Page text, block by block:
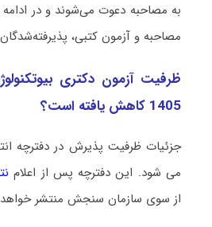
به مصاحبه دعوت می‌شوند و در
مصاحبه و آزمون کتبی،
ظرفیت آزمون دکتری
1405 کاهش یافته است؟
جزئیات ظرفیت پذیرش در دفترچه
می شود. این دفترچه پس از اعلام
از سوی سازمان سنجش منتشر